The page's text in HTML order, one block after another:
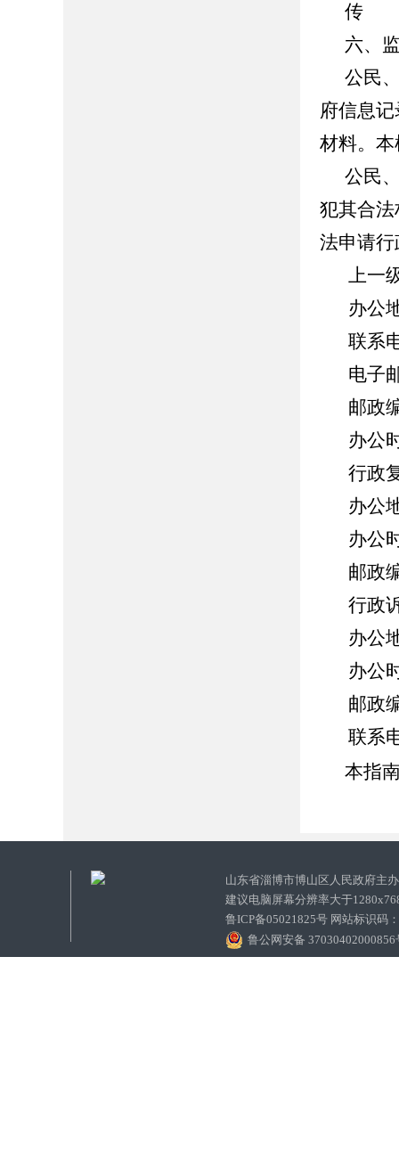
传
六、
公民
府信息
材料。
公民
犯其合
法申请
上一
办公
联系
电子
邮政
办公
行政
办公
办公
邮政
行政
办公
办公
邮政
联系
本指
山东省淄博市博山区人民政府
建议电脑屏幕分辨率大于
鲁ICP备05021825号 网站标识码
鲁公网安备 37030402000856